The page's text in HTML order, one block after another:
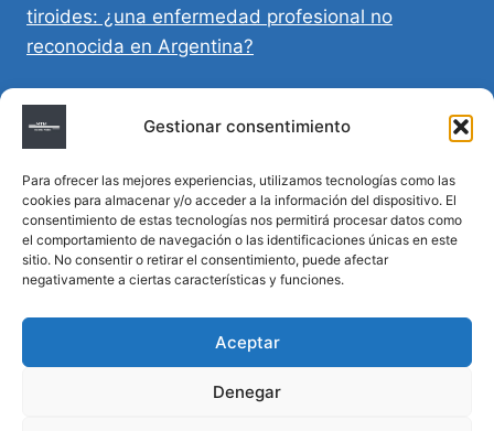
Gestionar consentimiento
Para ofrecer las mejores experiencias, utilizamos tecnologías como las
cookies para almacenar y/o acceder a la información del dispositivo. El
consentimiento de estas tecnologías nos permitirá procesar datos como
el comportamiento de navegación o las identificaciones únicas en este
sitio. No consentir o retirar el consentimiento, puede afectar
negativamente a ciertas características y funciones.
Aceptar
Denegar
tiroides: ¿una enfermedad profesional no
reconocida en Argentina?
Directivas Médicas Anticipadas en Córdoba:
requisitos, registro y validez legal
Sumar vida a los años: decálogo para un
envejecimiento saludable
Determinación de la hora de muerte en